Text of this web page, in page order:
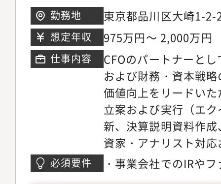
は通過点として、そ
含む企業価値向上全
ンです
勤務地
東京都品川区大崎1-
崎セントラルタワー
想定年収 975万円～ 2,000万円
仕事内容
CFOのパートナーと
および財務・資本戦
価値向上をリードい
立案および実行（エ
新、決算説明資料作
資家・アナリスト対
画・実施・キャピタ
必須要件
・事業会社でのIRや